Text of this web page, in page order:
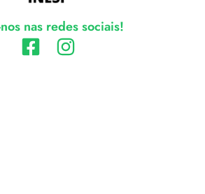
nas redes sociais!